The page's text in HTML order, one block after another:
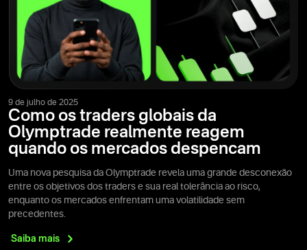
9 de julho de 2025
Como os traders globais da
Olymptrade realmente reagem
quando os mercados despencam
Uma nova pesquisa da Olymptrade revela uma grande desconexão
entre os objetivos dos traders e sua real tolerância ao risco,
enquanto os mercados enfrentam uma volatilidade sem
precedentes.
Saiba mais